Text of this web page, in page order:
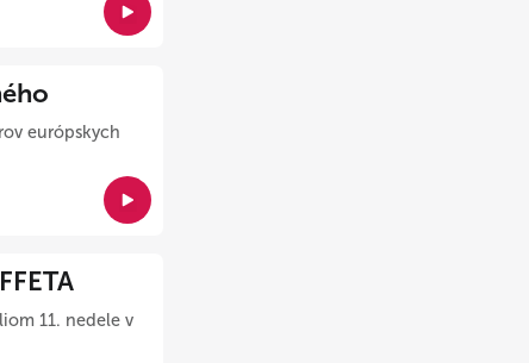
európskych
11. nedele v